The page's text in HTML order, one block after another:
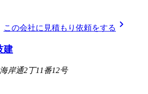
この会社に見積もり依頼をする chevron_right
建
岸通2丁11番12号